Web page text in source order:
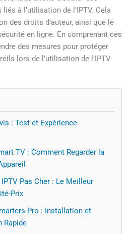
à l’utilisation de l’IPTV. Cela
des droits d’auteur, ainsi que le
en ligne. En comprenant ces
des mesures pour protéger
lors de l’utilisation de l’IPTV
: Test et Expérience
TV : Comment Regarder la
Pas Cher : Le Meilleur
Prix
Pro : Installation et
Rapide